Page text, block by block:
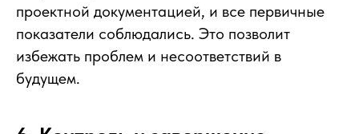
проектной документацией, и все первичные
показатели соблюдались. Это позволит
избежать проблем и несоответствий в
будущем.